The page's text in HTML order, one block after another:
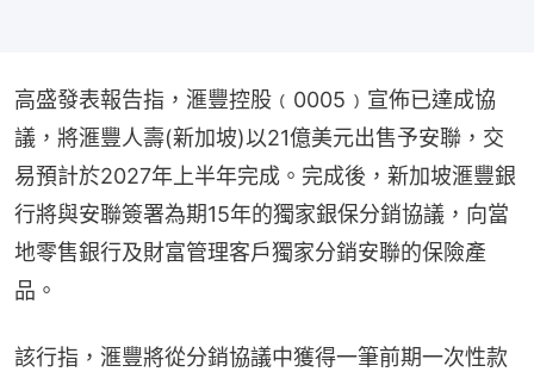
高盛發表報告指，滙豐控股﹙0005﹚宣佈已達成協
議，將滙豐人壽(新加坡)以21億美元出售予安聯，交
易預計於2027年上半年完成。完成後，新加坡滙豐銀
行將與安聯簽署為期15年的獨家銀保分銷協議，向當
地零售銀行及財富管理客戶獨家分銷安聯的保險產
品。
該行指，滙豐將從分銷協議中獲得一筆前期一次性款